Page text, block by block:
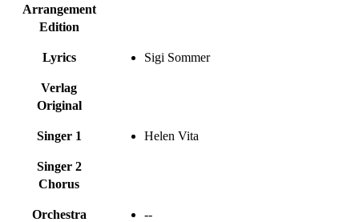
Arrangement
Edition
Lyrics Sigi Sommer
Verlag
Original
Singer 1 Helen Vita
Singer 2
Chorus
Orchestra --